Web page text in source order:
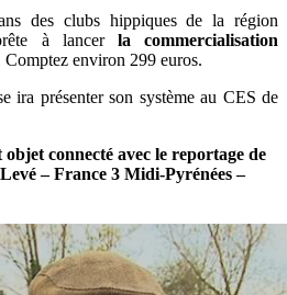
des clubs hippiques de la région
à lancer la commercialisation
Comptez environ 299 euros.
ira présenter son système au CES de
connecté avec le reportage de
– France 3 Midi-Pyrénées –